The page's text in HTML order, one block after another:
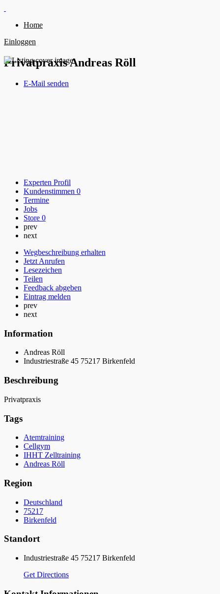
Home
Einloggen
Privatpraxis Andreas Röll
E-Mail senden
Experten Profil
Kundenstimmen 0
Termine
Jobs
Store 0
prev
next
Wegbeschreibung erhalten
Jetzt Anrufen
Lesezeichen
Teilen
Feedback abgeben
Eintrag melden
prev
next
Information
Andreas Röll
Industriestraße 45 75217 Birkenfeld
Beschreibung
Privatpraxis
Tags
Atemtraining
Cellgym
IHHT Zelltraining
Andreas Röll
Region
Deutschland
75217
Birkenfeld
Standort
Industriestraße 45 75217 Birkenfeld
Get Directions